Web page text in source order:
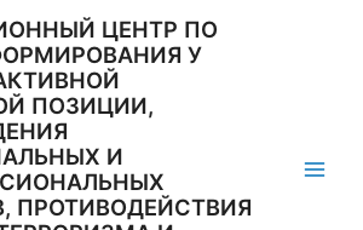
ЦЕНТР ПО
У
ПОЗИЦИИ,
И
ПРОТИВОДЕЙСТВИЯ